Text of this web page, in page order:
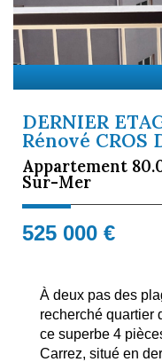
DERNIER
Rénové CROS
Appartement
Sur-Mer
525 000 €
À deux pas des
recherché quartier
ce superbe 4
Carrez, situé en